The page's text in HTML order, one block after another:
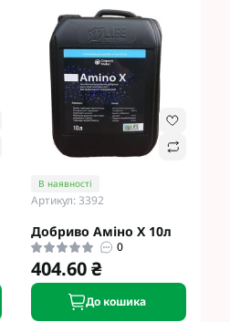
В наявності
Артикул: 3392
Добриво Аміно Х 10л
0
404.60 ₴
До кошика